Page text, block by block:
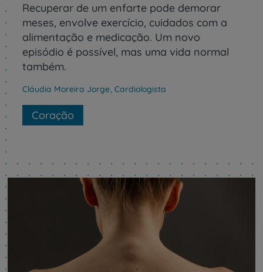
Recuperar de um enfarte pode demorar
meses, envolve exercício, cuidados com a
alimentação e medicação. Um novo
episódio é possível, mas uma vida normal
também.
Cláudia Moreira Jorge, Cardiologista
Coração